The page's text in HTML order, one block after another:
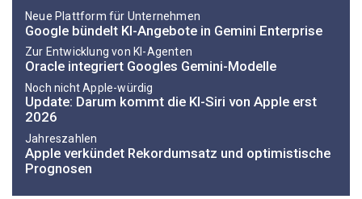
Neue Plattform für Unternehmen
Google bündelt KI-Angebote in Gemini Enterprise
Zur Entwicklung von KI-Agenten
Oracle integriert Googles Gemini-Modelle
Noch nicht Apple-würdig
Update: Darum kommt die KI-Siri von Apple erst
2026
Jahreszahlen
Apple verkündet Rekordumsatz und optimistische
Prognosen